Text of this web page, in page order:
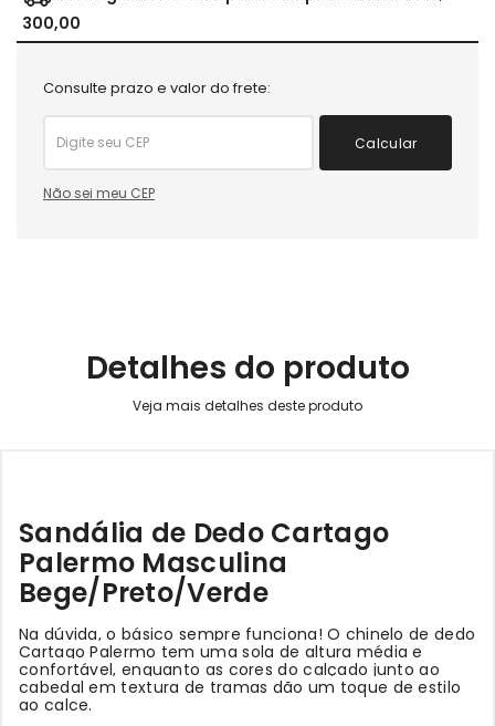
300,00
Consulte prazo e valor do frete:
Calcular
Não sei meu CEP
Detalhes do produto
Sandália de Dedo Cartago
Palermo Masculina
Bege/Preto/Verde
Na dúvida, o básico sempre funciona! O chinelo de dedo
Cartago Palermo tem uma sola de altura média e
confortável, enquanto as cores do calçado junto ao
cabedal em textura de tramas dão um toque de estilo
ao calce.